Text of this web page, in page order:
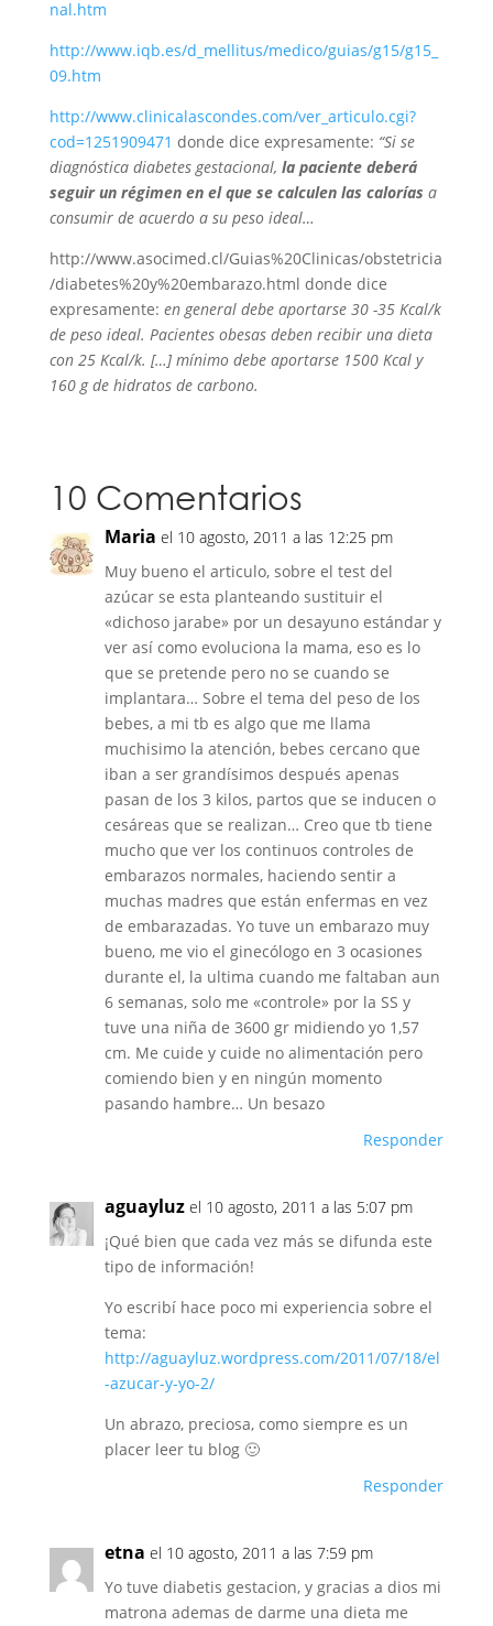
nal.htm
http://www.iqb.es/d_mellitus/medico/guias/g15/g15_
09.htm
http://www.clinicalascondes.com/ver_articulo.cgi?
cod=1251909471 donde dice expresamente: “Si se
diagnóstica diabetes gestacional, la paciente deberá
seguir un régimen en el que se calculen las calorías a
consumir de acuerdo a su peso ideal…
http://www.asocimed.cl/Guias%20Clinicas/obstetricia
/diabetes%20y%20embarazo.html donde dice
expresamente: en general debe aportarse 30 -35 Kcal/k
de peso ideal. Pacientes obesas deben recibir una dieta
con 25 Kcal/k. […] mínimo debe aportarse 1500 Kcal y
160 g de hidratos de carbono.
10 Comentarios
Maria el 10 agosto, 2011 a las 12:25 pm
Muy bueno el articulo, sobre el test del
azúcar se esta planteando sustituir el
«dichoso jarabe» por un desayuno estándar y
ver así como evoluciona la mama, eso es lo
que se pretende pero no se cuando se
implantara… Sobre el tema del peso de los
bebes, a mi tb es algo que me llama
muchisimo la atención, bebes cercano que
iban a ser grandísimos después apenas
pasan de los 3 kilos, partos que se inducen o
cesáreas que se realizan… Creo que tb tiene
mucho que ver los continuos controles de
embarazos normales, haciendo sentir a
muchas madres que están enfermas en vez
de embarazadas. Yo tuve un embarazo muy
bueno, me vio el ginecólogo en 3 ocasiones
durante el, la ultima cuando me faltaban aun
6 semanas, solo me «controle» por la SS y
tuve una niña de 3600 gr midiendo yo 1,57
cm. Me cuide y cuide no alimentación pero
comiendo bien y en ningún momento
pasando hambre… Un besazo
Responder
aguayluz el 10 agosto, 2011 a las 5:07 pm
¡Qué bien que cada vez más se difunda este
tipo de información!
Yo escribí hace poco mi experiencia sobre el
tema:
http://aguayluz.wordpress.com/2011/07/18/el
-azucar-y-yo-2/
Un abrazo, preciosa, como siempre es un
placer leer tu blog 🙂
Responder
etna el 10 agosto, 2011 a las 7:59 pm
Yo tuve diabetis gestacion, y gracias a dios mi
matrona ademas de darme una dieta me